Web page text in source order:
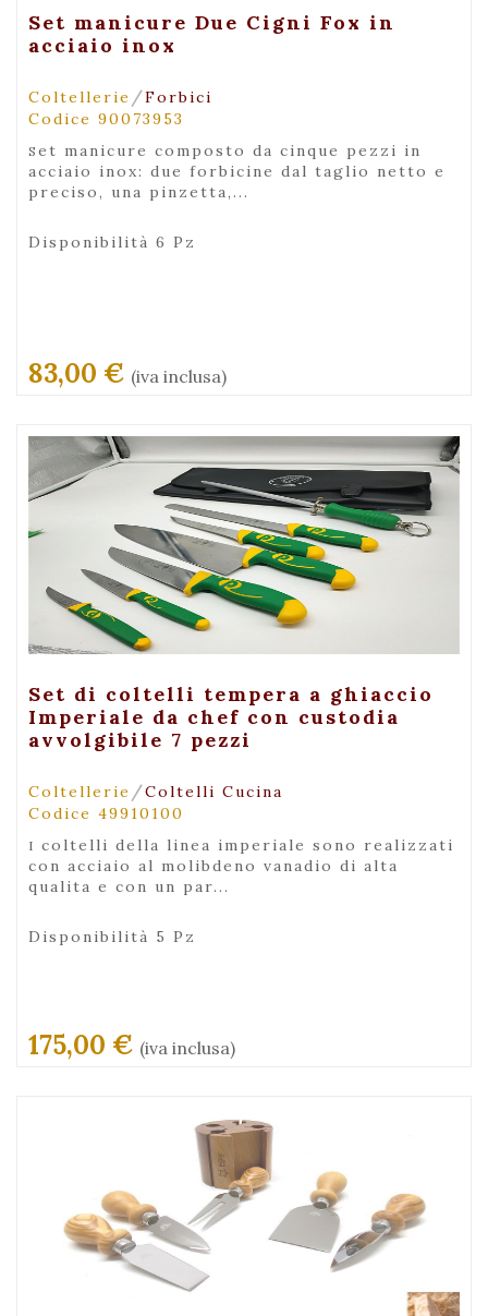
+ Visualizza
Set manicure Due Cigni Fox in
acciaio inox
Coltellerie /Forbici
Codice 90073953
set manicure composto da cinque pezzi in
acciaio inox: due forbicine dal taglio netto e
preciso, una pinzetta,...
Disponibilità 6 Pz
83,00 € (iva inclusa)
Set di coltelli tempera a ghiaccio
Imperiale da chef con custodia
avvolgibile 7 pezzi
Coltellerie /Coltelli Cucina
Codice 49910100
i coltelli della linea imperiale sono realizzati
con acciaio al molibdeno vanadio di alta
qualita e con un par...
Disponibilità 5 Pz
175,00 € (iva inclusa)